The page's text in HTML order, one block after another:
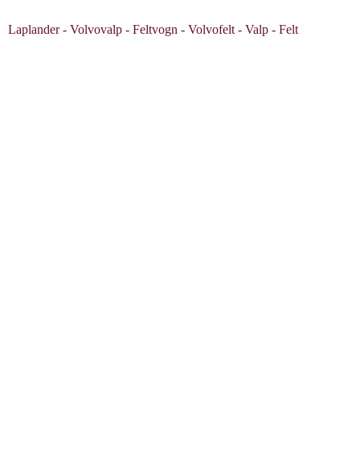
Laplander - Volvovalp - Feltvogn - Volvofelt - Valp - Felt